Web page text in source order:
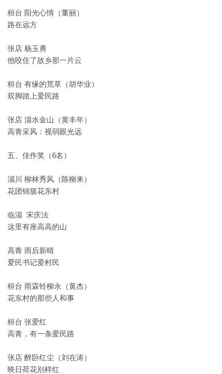
桓台 阳光心情（董丽）
路在远方
张店 杨玉勇
他咬住了故乡那一片云
桓台 有缘的荒草（胡华业）
双脚踏上爱民路
张店 淄水金山（黄丰年）
高青采风：视弱眼光远
五、佳作奖（6名）
淄川 柳林秀风（陈柳来）
花团锦簇花东村
临淄 宋庆法
这里有座高高的山
高青 雨后新晴
爱民书记爱村民
桓台 雨霖铃柳永（黄杰）
花东村的那些人和事
桓台 张爱红
高青，有一条爱民路
张店 醉卧红尘（刘在涛）
映日荷花别样红